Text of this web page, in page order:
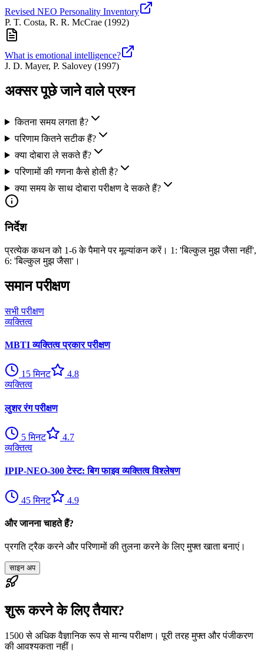
Revised NEO Personality Inventory
P. T. Costa, R. R. McCrae (1992)
What is emotional intelligence?
J. D. Mayer, P. Salovey (1997)
अक्सर पूछे जाने वाले प्रश्न
कितना समय लगता है?
परिणाम कितने सटीक हैं?
क्या दोबारा ले सकते हैं?
परिणामों की गणना कैसे होती है?
क्या समय के साथ दोबारा परीक्षण दे सकते हैं?
निर्देश
प्रत्येक कथन को 1-6 के पैमाने पर मूल्यांकन करें। 1: 'बिल्कुल मुझ जैसा नहीं',
6: 'बिल्कुल मुझ जैसा'।
समान परीक्षण
सभी परीक्षण
व्यक्तित्व
MBTI व्यक्तित्व प्रकार परीक्षण
15 मिनट
4.8
व्यक्तित्व
लुशर रंग परीक्षण
5 मिनट
4.7
व्यक्तित्व
IPIP-NEO-300 टेस्ट: बिग फाइव व्यक्तित्व विश्लेषण
45 मिनट 4.9
और जानना चाहते हैं?
प्रगति ट्रैक करने और परिणामों की तुलना करने के लिए मुफ्त खाता बनाएं।
साइन अप
शुरू करने के लिए तैयार?
1500 से अधिक वैज्ञानिक रूप से मान्य परीक्षण। पूरी तरह मुफ्त और पंजीकरण
की आवश्यकता नहीं।